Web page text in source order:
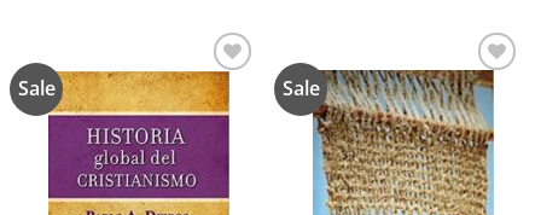
Sale
Añadir
a la
lista de
Sale
Añadir
a la
lista de
deseos